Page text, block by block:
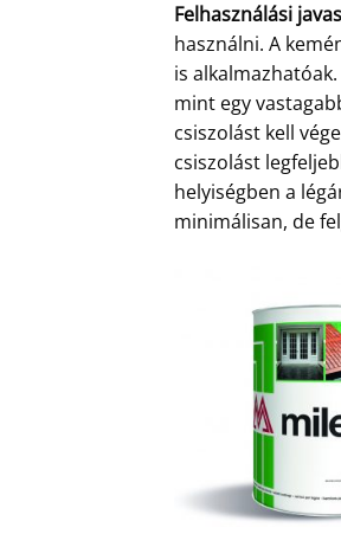
Felhasználási
használni. A
is
mint egy
csiszolást kell
csiszolást
helyiségben a
minimálisan, de